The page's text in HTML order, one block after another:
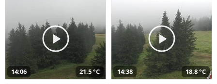
14:06 21,5 °C 14:38 18,8 °C